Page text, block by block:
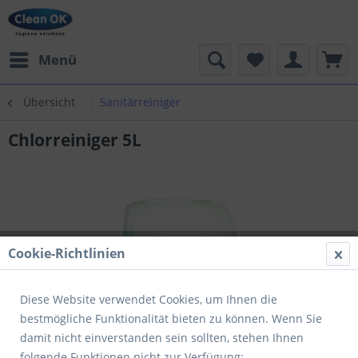
Menü
Übersicht Sanitärreiniger
Chlorreiniger 5L
Cookie-Richtlinien
Diese Website verwendet Cookies, um Ihnen die
bestmögliche Funktionalität bieten zu können. Wenn Sie
damit nicht einverstanden sein sollten, stehen Ihnen